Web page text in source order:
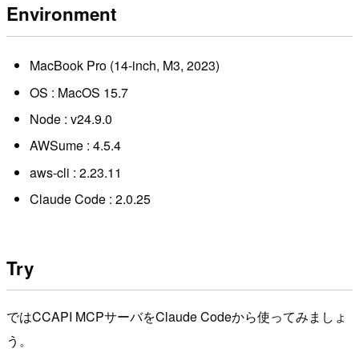
Environment
MacBook Pro (14-inch, M3, 2023)
OS : MacOS 15.7
Node : v24.9.0
AWSume : 4.5.4
aws-cli : 2.23.11
Claude Code : 2.0.25
Try
ではCCAPI MCPサーバをClaude Codeから使ってみましょ
う。